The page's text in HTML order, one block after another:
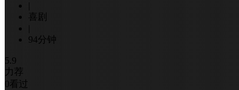
|
喜剧
|
94分钟
5.9
力荐
0看过